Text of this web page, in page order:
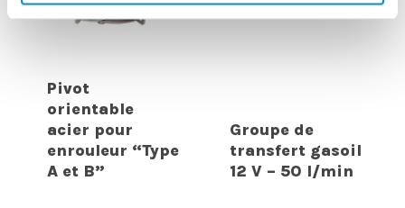
Pivot
orientable
acier pour
enrouleur “Type
A et B”
Groupe de
transfert gasoil
12 V – 50 l/min